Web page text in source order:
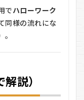
でハローワーク
同様の流れにな
説）